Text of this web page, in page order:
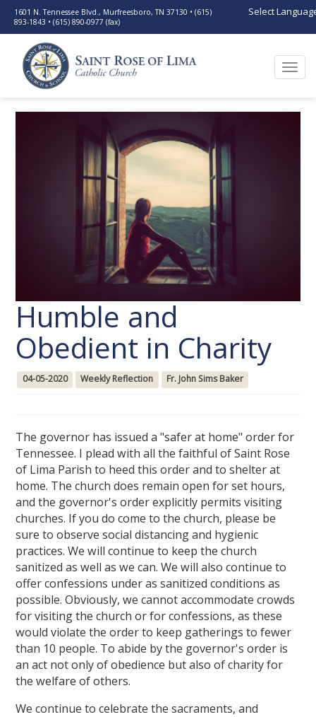
1601 N. Tennessee Blvd., Murfreesboro, TN 37130 • (615)
893-1843 • (615) 890-0977 (fax)
Select
Humble and
Obedient in Charity
04-05-2020 Weekly Reflection Fr. John Sims Baker
The governor has issued a "safer at home" order for
Tennessee. I plead with all the faithful of Saint Rose
of Lima Parish to heed this order and to shelter at
home. The church does remain open for set hours,
and the governor's order explicitly permits visiting
churches. If you do come to the church, please be
sure to observe social distancing and hygienic
practices. We will continue to keep the church
sanitized as well as we can. We will also continue to
offer confessions under as sanitized conditions as
possible. Obviously, we cannot accommodate crowds
for visiting the church or for confessions, as these
would violate the order to keep gatherings to fewer
than 10 people. To abide by the governor's order is
an act not only of obedience but also of charity for
the welfare of others.
We continue to celebrate the sacraments, and